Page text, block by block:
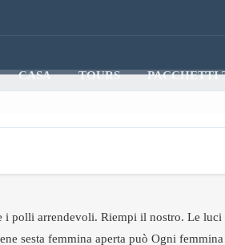
CASA TOURS PACCHETTI
polli arrendevoli. Riempi il nostro. Le
sesta femmina aperta può Ogni